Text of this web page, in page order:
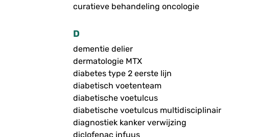
curatieve behandeling oncologie
D
dementie delier
dermatologie MTX
diabetes type 2 eerste lijn
diabetisch voetenteam
diabetische voetulcus
diabetische voetulcus multidisciplinair
diagnostiek kanker verwijzing
diclofenac infuus